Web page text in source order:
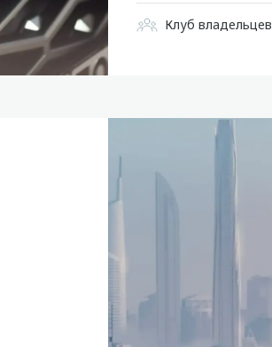
Клуб владельцев